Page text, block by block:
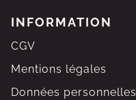
INFORMATION
CGV
Mentions légales
Données personnelles